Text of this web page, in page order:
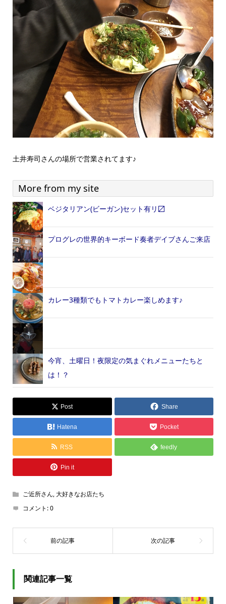
土井寿司さんの場所で営業されてます♪
More from my site
ベジタリアン(ビーガン)セット有リ〼
プログレの世界的キーボード奏者デイブさんご来店
カレー3種類でもトマトカレー楽しめます♪
今宵、土曜日！夜限定の気まぐれメニューたちと
は！？
Post Share
Hatena Pocket
RSS feedly
Pin it
ご近所さん,大好きなお店たち
コメント:0
関連記事一覧